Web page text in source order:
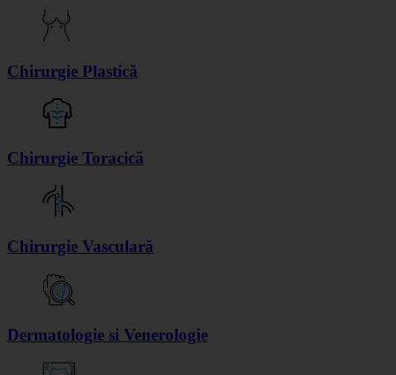
Chirurgie Plastică
Chirurgie Toracică
Chirurgie Vasculară
Dermatologie si Venerologie